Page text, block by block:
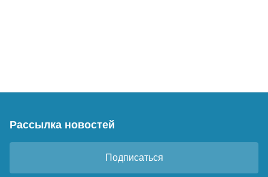
Рассылка новостей
Подписаться